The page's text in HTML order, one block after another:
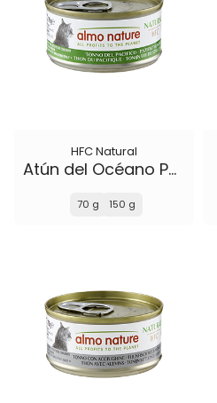
HFC Natural
Atún del Océano Pacífico
70 g 150 g